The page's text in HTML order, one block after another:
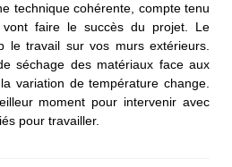
technique cohérente, compte tenu
faire le succès du projet. Le
le travail sur vos murs extérieurs.
séchage des matériaux face aux
variation de température change.
moment pour intervenir avec
pour travailler.